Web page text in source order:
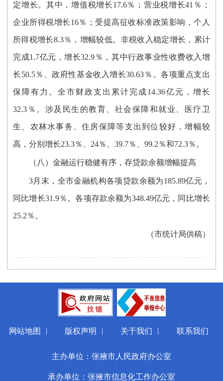
定增长。其中，增值税增长17.6％；营业税增长41％；
企业所得税增长16％；受提高征收标准政策影响，个人
所得税增长8.3％，增幅较低。非税收入稳定增长，累计
完成1.7亿元，增长32.9％，其中行政事业性收费收入增
长50.5％、政府性基金收入增长30.63％。各项重点支出
保障有力。全市财政支出累计完成14.36亿元，增长
32.3％。涉及民生的教育、社会保障和就业、医疗卫
生、农林水事务、住房保障等支出到位较好，增幅较
高，分别增长23.3％、24％、39.7％、99.2％和72.3％。
（八）金融运行稳健有序，存贷款余额增幅提高
3月末，全市金融机构各项贷款余额为185.89亿元，
同比增长31.9％。各项存款余额为348.49亿元，同比增长
25.2％。
（市统计局供稿）
网站地图 | 版权声明 | 关于我们 | 联系我们
主办单位：张掖市人民政府办公室
承办单位：张掖市信息化工作办公室